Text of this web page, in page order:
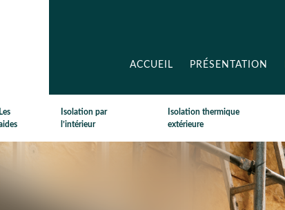
ACCUEIL PRÉSENTATION
Les
Isolation par
l’intérieur
Isolation thermique
extérieure